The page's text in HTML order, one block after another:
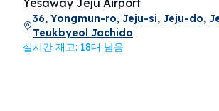
Yesaway Jeju Airport
36, Yongmun-ro, Jeju-si, Jeju-do,
Teukbyeol Jachido
실시간 재고: 18대 남음